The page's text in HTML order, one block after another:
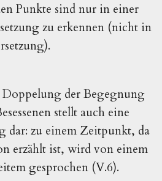
Punkte sind nur in einer
zu erkennen (nicht in
der Begegnung
stellt auch eine
dar: zu einem Zeitpunkt, da
erzählt ist, wird von einem
gesprochen (V.6).